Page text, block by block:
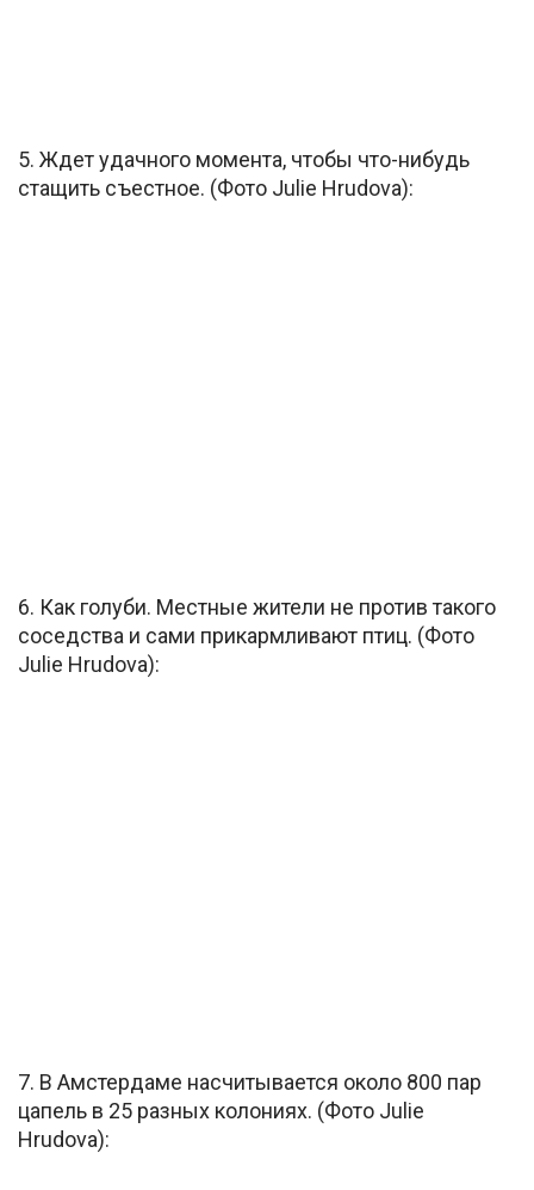
5. Ждет удачного момента, чтобы что-нибудь
стащить съестное. (Фото Julie Hrudova):
6. Как голуби. Местные жители не против такого
соседства и сами прикармливают птиц. (Фото
Julie Hrudova):
7. В Амстердаме насчитывается около 800 пар
цапель в 25 разных колониях. (Фото Julie
Hrudova):